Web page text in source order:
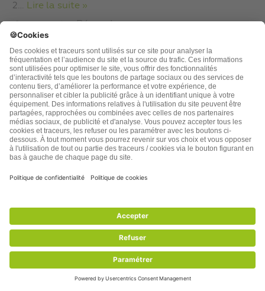
2 … Lire la suite »
Répondre
Miel 7 années plus tôt
Reply toJoëlle Q.
Je ne sais si deux ans après vous répondrez sur ce post,
en tout cas merci, j’ai les mêmes problèmes et vais
essayer tout ça ! Le régime oeuf/citron était déjà
préconisé il y a plus de 30 ans par Rika Zarai et je
recherchais justement cette recette. Pour “argile verte
conjoint se porte-t-il toujours bien ? Auriez-vous des
conseils à rajouter ? merci !
Répondre